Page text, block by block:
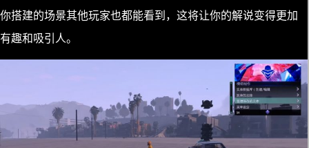
你搭建的场景其他玩家也都能看到，这将让你的解说变得更加
有趣和吸引人。